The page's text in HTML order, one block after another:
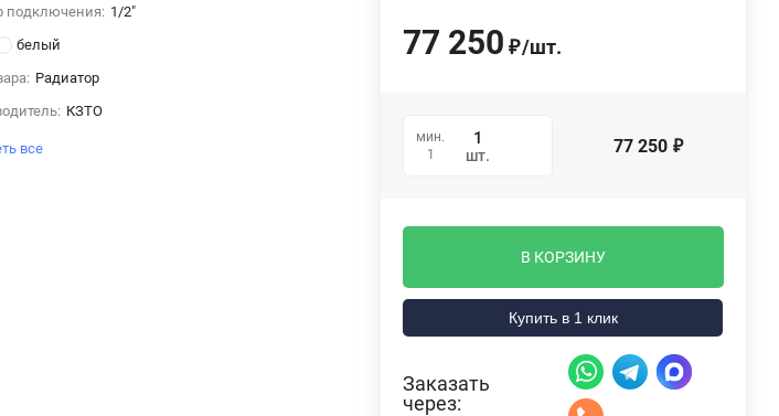
подключения: 1/2"
белый
Радиатор
КЗТО
все
77 250 ₽/шт.
мин.
1
шт. 77 250 ₽
В КОРЗИНУ
Купить в 1 клик
Заказать
через: